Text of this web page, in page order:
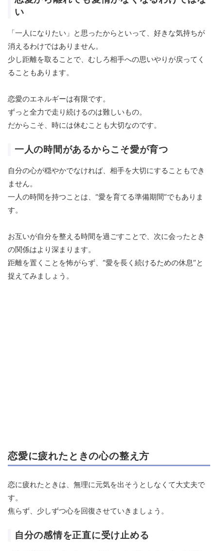
い
「一人になりたい」と思ったからといって、好きな気持ちが
消えるわけではありません。
少し距離を取ることで、むしろ相手への思いやりが戻ってく
ることもあります。
恋愛のエネルギーは有限です。
ずっと全力で走り続けるのは難しいもの。
だからこそ、時には休むことも大切なのです。
一人の時間があるからこそ愛が育つ
自分の心が穏やかでなければ、相手を大切にすることもでき
ません。
一人の時間を持つことは、“愛を育てる準備期間”でもありま
す。
お互いが自分を整える時間を過ごすことで、次に会ったとき
の関係はより深まります。
距離を置くことを怖がらず、“愛を長く続けるための休息”と
捉えてみましょう。
恋愛に疲れたときの心の整え方
恋に疲れたときは、無理に元気を出そうとしなくて大丈夫で
す。
焦らず、少しずつ心を回復させていきましょう。
自分の感情を正直に受け止める